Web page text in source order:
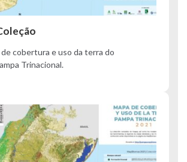
cobertura e uso da terra do
Trinacional.